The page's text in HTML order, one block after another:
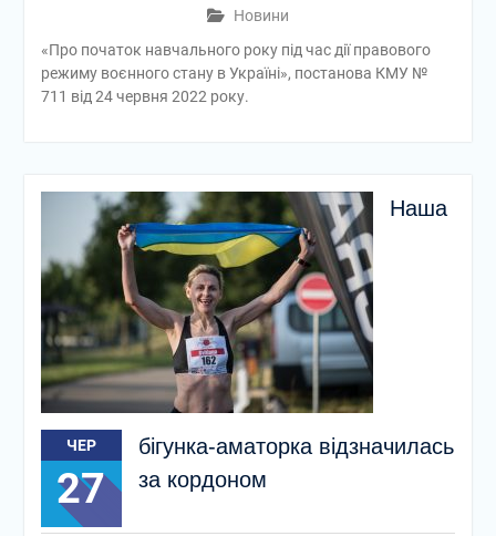
Новини
«Про початок навчального року під час дії правового
режиму воєнного стану в Україні», постанова КМУ №
711 від 24 червня 2022 року.
ЧЕР
27
Наша
бігунка-аматорка відзначилась
за кордоном